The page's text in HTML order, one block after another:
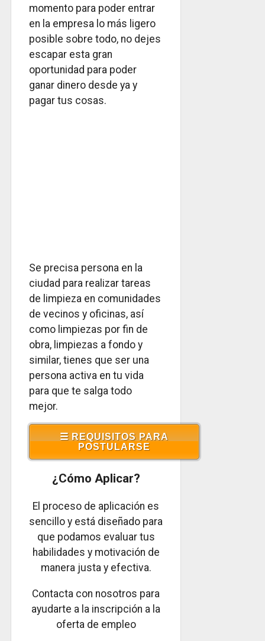
momento para poder entrar
en la empresa lo más ligero
posible sobre todo, no dejes
escapar esta gran
oportunidad para poder
ganar dinero desde ya y
pagar tus cosas.
Se precisa persona en la
ciudad para realizar tareas
de limpieza en comunidades
de vecinos y oficinas, así
como limpiezas por fin de
obra, limpiezas a fondo y
similar, tienes que ser una
persona activa en tu vida
para que te salga todo
mejor.
☰ REQUISITOS PARA
POSTULARSE
¿Cómo Aplicar?
El proceso de aplicación es
sencillo y está diseñado para
que podamos evaluar tus
habilidades y motivación de
manera justa y efectiva.
Contacta con nosotros para
ayudarte a la inscripción a la
oferta de empleo